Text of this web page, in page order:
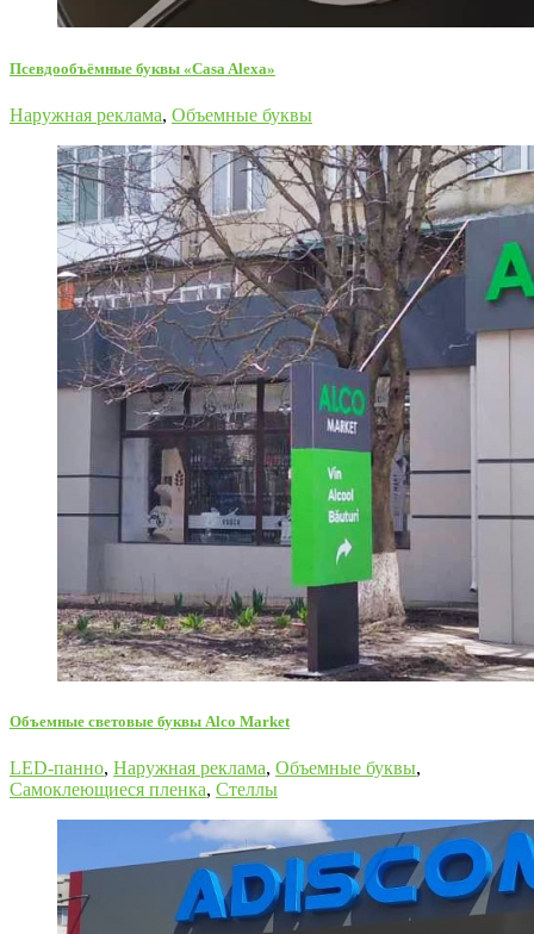
Псевдообъёмные буквы «Casa Alexa»
Наружная реклама, Объемные буквы
Oбъемные световые буквы Alco Market
LED-панно, Наружная реклама, Объемные буквы,
Самоклеющиеся пленка, Стеллы